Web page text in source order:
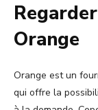
Orange
Orange est un
qui offre la